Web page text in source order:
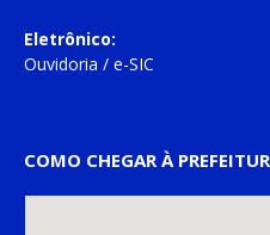
Eletrônico:
Ouvidoria / e-SIC
COMO CHEGAR À